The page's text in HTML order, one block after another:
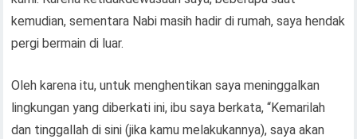
kemudian, sementara Nabi masih hadir di rumah, saya hendak
pergi bermain di luar.
Oleh karena itu, untuk menghentikan saya meninggalkan
lingkungan yang diberkati ini, ibu saya berkata, “Kemarilah
dan tinggallah di sini (jika kamu melakukannya), saya akan